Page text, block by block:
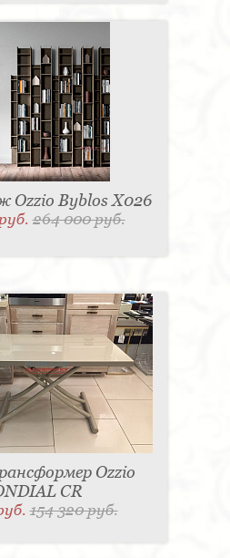
Ozzio Byblos X026
264 000 руб.
Ozzio
CR
154 320 руб.